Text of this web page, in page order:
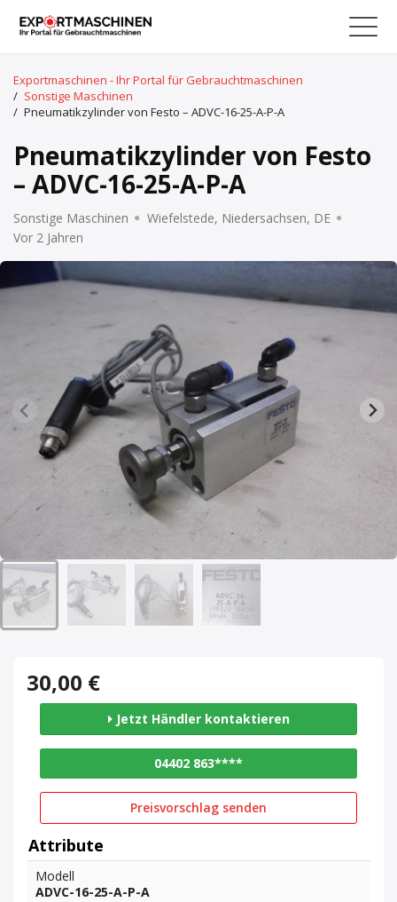
Exportmaschinen - Ihr Portal für Gebrauchtmaschinen
/ Sonstige Maschinen
/ Pneumatikzylinder von Festo – ADVC-16-25-A-P-A
Pneumatikzylinder von Festo
– ADVC-16-25-A-P-A
Sonstige Maschinen
Wiefelstede, Niedersachsen, DE
Vor 2 Jahren
30,00 €
Jetzt Händler kontaktieren
04402 863****
Preisvorschlag senden
Attribute
Modell
ADVC-16-25-A-P-A